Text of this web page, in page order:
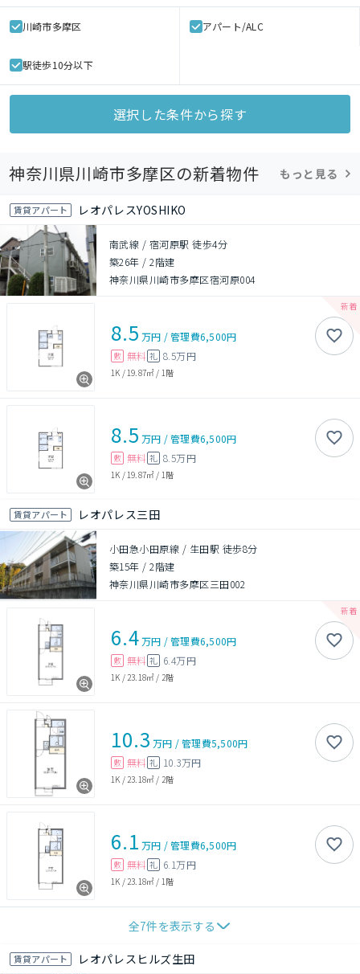
川崎市多摩区 アパート/ALC
駅徒歩10分以下
選択した条件から探す
神奈川県川崎市多摩区の新着物件 もっと見る
賃貸アパート レオパレスYOSHIKO
南武線 / 宿河原駅 徒歩4分
築26年 /2階建
神奈川県川崎市多摩区宿河原004
8.5 万円 /管理費6,500円
敷 無料 礼 8.5万円
1K / 19.87㎡ / 1階
8.5 万円 /管理費6,500円
敷 無料 礼 8.5万円
1K / 19.87㎡ / 1階
賃貸アパート レオパレス三田
小田急小田原線 / 生田駅 徒歩8分
築15年 /2階建
神奈川県川崎市多摩区三田002
6.4万円 /管理費6,500円
敷 無料 礼 6.4万円
1K / 23.18㎡ / 2階
10.3 万円 /管理費5,500円
敷 無料 礼 10.3万円
1K / 23.18㎡ / 2階
6.1 万円 /管理費6,500円
敷 無料 礼 6.1万円
1K / 23.18㎡ / 1階
全7件を表示する
賃貸アパート レオパレスヒルズ生田